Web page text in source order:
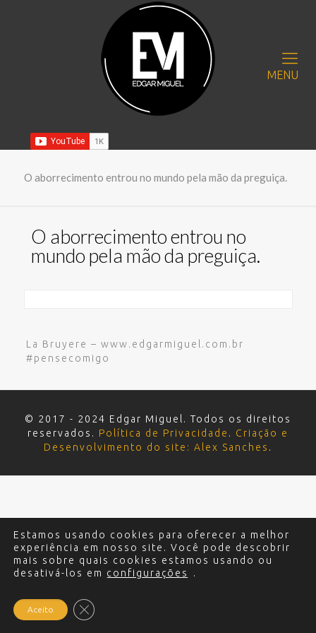
MENU
O aborrecimento entrou no mundo pela mão da preguiça.
O aborrecimento entrou no
mundo pela mão da preguiça.
La Bruyere – www.edgarmiguel.com.br
#pensecomigo
© 2017 - 2024 Edgar Miguel. Todos os direitos
reservados. Política de Privacidade . Criação e
Desenvolvimento do site: Alex Sanches .
Estamos usando cookies para oferecer a melhor
experiência em nosso site. Você pode descobrir
mais sobre quais cookies estamos usando ou
desativá-los em configurações .
Aceito Close GDPR Cookie Banner